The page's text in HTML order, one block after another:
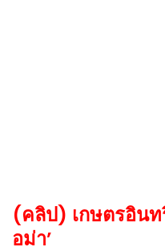
(คลิป) เกษตรอินท
อม่า’